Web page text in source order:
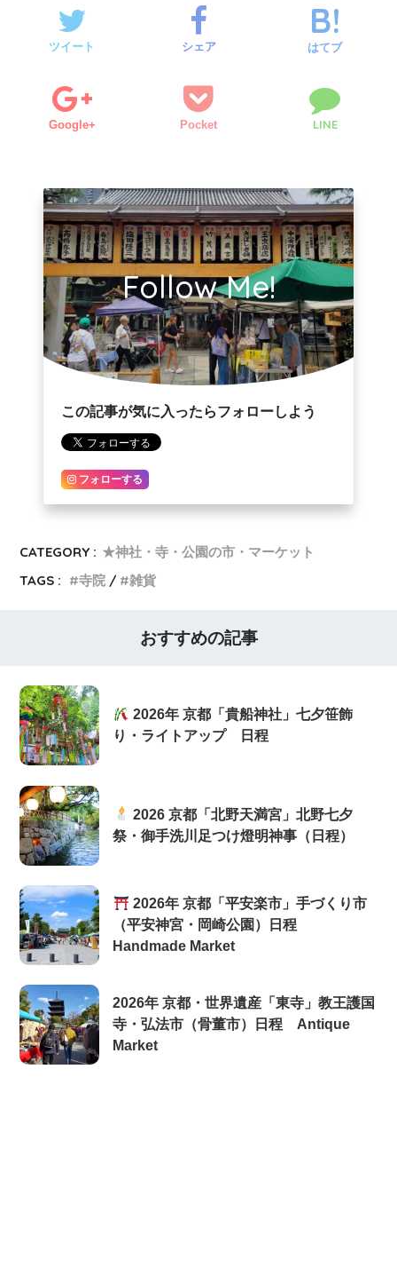
ツイート シェア はてブ
Google+ Pocket LINE
Follow Me!
この記事が気に入ったらフォローしよう
フォローする
CATEGORY : ★神社・寺・公園の市・マーケット
TAGS :
寺院 雑貨
おすすめの記事
2026年 京都「貴船神社」七夕笹飾
り・ライトアップ 日程
2026 京都「北野天満宮」北野七夕
祭・御手洗川足つけ燈明神事（日程）
2026年 京都「平安楽市」手づくり市
（平安神宮・岡崎公園）日程
Handmade Market
2026年 京都・世界遺産「東寺」教王護国
寺・弘法市（骨董市）日程 Antique
Market